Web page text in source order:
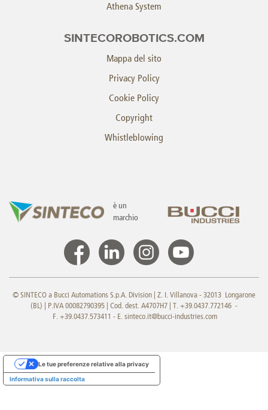
Athena System
SINTECOROBOTICS.COM
Mappa del sito
Privacy Policy
Cookie Policy
Copyright
Whistleblowing
è un
marchio
© SINTECO a Bucci Automations S.p.A. Division | Z. I. Villanova - 32013 Longarone
(BL) | P.IVA 00082790395 | Cod. dest. A4707H7 | T. +39.0437.772146 -
F. +39.0437.573411 - E. sinteco.it@bucci-industries.com
Informativa sulla raccolta
Le tue preferenze relative alla privacy